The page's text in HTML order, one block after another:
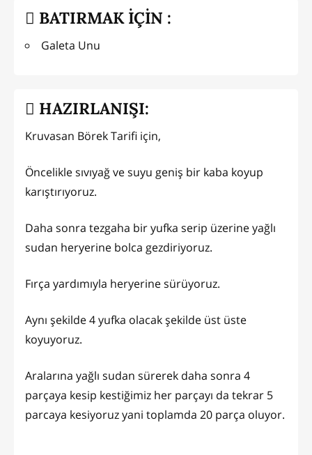
BATIRMAK İÇİN :
Galeta Unu
HAZIRLANIŞI:
Kruvasan Börek Tarifi için,
Öncelikle sıvıyağ ve suyu geniş bir kaba koyup
karıştırıyoruz.
Daha sonra tezgaha bir yufka serip üzerine yağlı
sudan heryerine bolca gezdiriyoruz.
Fırça yardımıyla heryerine sürüyoruz.
Aynı şekilde 4 yufka olacak şekilde üst üste
koyuyoruz.
Aralarına yağlı sudan sürerek daha sonra 4
parçaya kesip kestiğimiz her parçayı da tekrar 5
parcaya kesiyoruz yani toplamda 20 parça oluyor.